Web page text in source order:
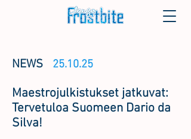
NEWS 25.10.25
Maestrojulkistukset jatkuvat:
Tervetuloa Suomeen Dario da
Silva!